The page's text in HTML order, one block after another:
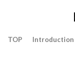
TOP Introduction